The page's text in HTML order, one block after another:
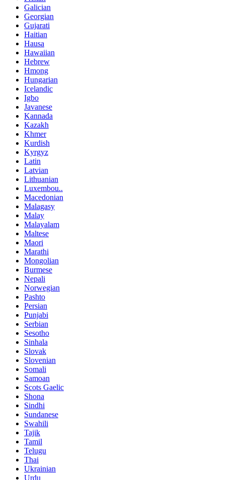
Galician
Georgian
Gujarati
Haitian
Hausa
Hawaiian
Hebrew
Hmong
Hungarian
Icelandic
Igbo
Javanese
Kannada
Kazakh
Khmer
Kurdish
Kyrgyz
Latin
Latvian
Lithuanian
Luxembou..
Macedonian
Malagasy
Malay
Malayalam
Maltese
Maori
Marathi
Mongolian
Burmese
Nepali
Norwegian
Pashto
Persian
Punjabi
Serbian
Sesotho
Sinhala
Slovak
Slovenian
Somali
Samoan
Scots Gaelic
Shona
Sindhi
Sundanese
Swahili
Tajik
Tamil
Telugu
Thai
Ukrainian
Urdu